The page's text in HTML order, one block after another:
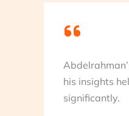
his insights
significantly.